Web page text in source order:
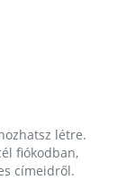
létre.
fiókodban,
címeidről.